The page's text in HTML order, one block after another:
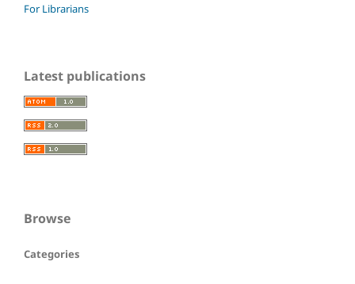
For Librarians
Latest publications
Browse
Categories